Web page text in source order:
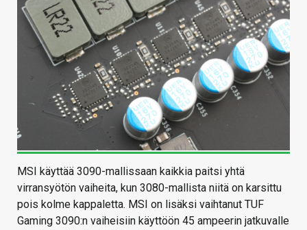
MSI käyttää 3090-mallissaan kaikkia paitsi yhtä
virransyötön vaiheita, kun 3080-mallista niitä on karsittu
pois kolme kappaletta. MSI on lisäksi vaihtanut TUF
Gaming 3090:n vaiheisiin käyttöön 45 ampeerin jatkuvalle